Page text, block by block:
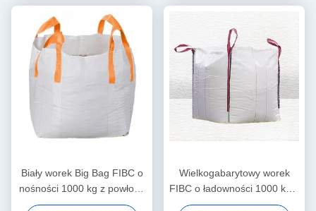
bezpiecznego transportu
ciężkich ładunków
materiałów niebezpiecznych
Biały worek Big Bag FIBC o
nośności 1000 kg z powłoką
antystatyczną i uchwytami
Wielkogabarytowy worek
FIBC o ładowności 1000 kg z
powłoką antystatyczną i 4